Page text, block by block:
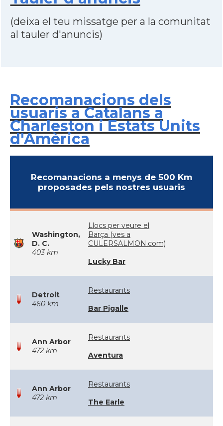
(deixa el teu missatge per a la comunitat
al tauler d'anuncis)
Recomanacions dels
usuaris a Catalans a
Charleston i Estats Units
d'Amèrica
Recomanacions a menys de 500 Km
proposades pels nostres usuaris
Washington,
D. C.
403 km
Llocs per veure el
Barça (ves a
CULERSALMON.com)
Lucky Bar
Detroit
460 km
Restaurants
Bar Pigalle
Ann Arbor
472 km
Restaurants
Aventura
Ann Arbor
472 km
Restaurants
The Earle